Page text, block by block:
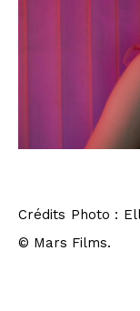
Crédits Photo :
© Mars Films.